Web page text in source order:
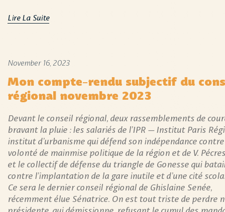
Lire La Suite
November 16, 2023
Mon compte-rendu subjectif du
régional novembre 2023
Devant le conseil régional, deux rassemblements de
bravant la pluie : les salariés de l’IPR – Institut Paris
institut d’urbanisme qui défend son indépendance
volonté de mainmise politique de la région et de V.
et le collectif de défense du triangle de Gonesse qui
contre l’implantation de la gare inutile et d’une cité
Ce sera le dernier conseil régional de Ghislaine Senée,
récemment élue Sénatrice. On est tout triste de perdre
présidente, qui démissionne, refusant le cumul des